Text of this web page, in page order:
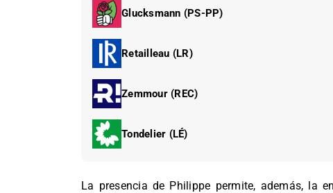
Glucksmann (PS-PP)
Retailleau (LR)
Zemmour (REC)
Tondelier (LÉ)
La presencia de Philippe permite, además, la